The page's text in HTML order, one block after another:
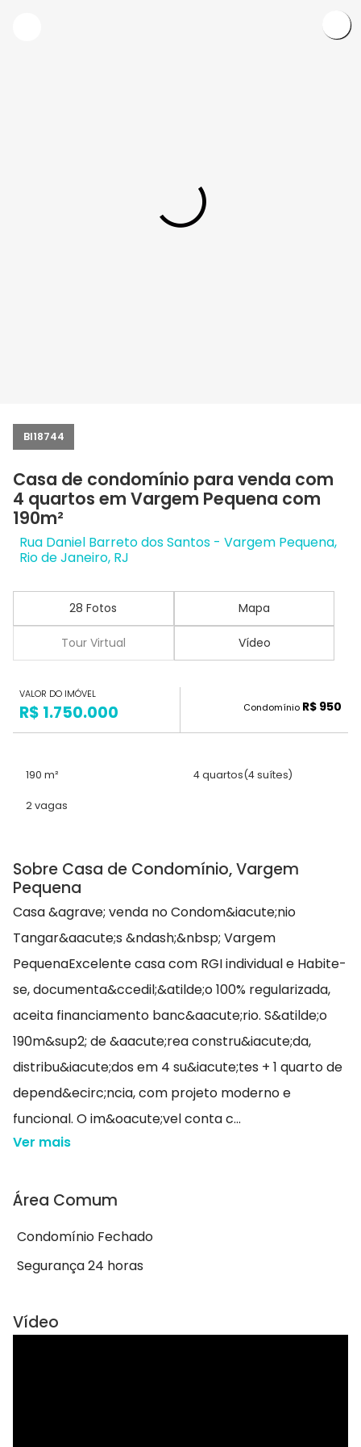
BI18744
Casa de condomínio para venda com
4 quartos em Vargem Pequena com
190m²
Rua Daniel Barreto dos Santos - Vargem Pequena,
Rio de Janeiro, RJ
28 Fotos Mapa
Tour Virtual Vídeo
VALOR DO IMÓVEL
R$ 1.750.000 Condomínio R$ 950
190 m² 4 quartos(4 suítes)
2 vagas
Sobre Casa de Condomínio, Vargem
Pequena
Casa &agrave; venda no Condom&iacute;nio
Tangar&aacute;s &ndash;&nbsp; Vargem
PequenaExcelente casa com RGI individual e Habite-
se, documenta&ccedil;&atilde;o 100% regularizada,
aceita financiamento banc&aacute;rio. S&atilde;o
190m&sup2; de &aacute;rea constru&iacute;da,
distribu&iacute;dos em 4 su&iacute;tes + 1 quarto de
depend&ecirc;ncia, com projeto moderno e
funcional. O im&oacute;vel conta c...
Ver mais
Área Comum
Condomínio Fechado
Segurança 24 horas
Vídeo